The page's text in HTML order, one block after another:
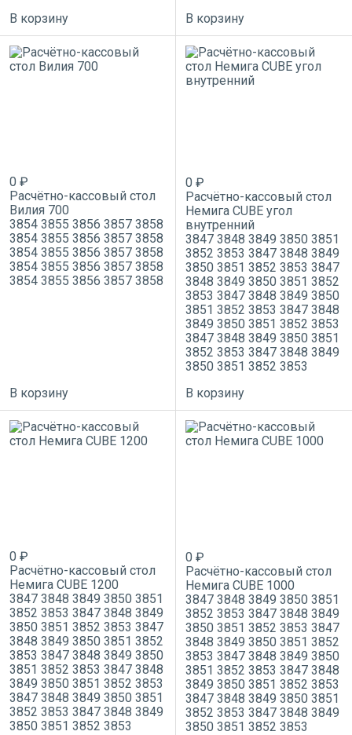
В корзину
В корзину
0 ₽
Расчётно-кассовый стол
Вилия 700
3854 3855 3856 3857 3858
3854 3855 3856 3857 3858
3854 3855 3856 3857 3858
3854 3855 3856 3857 3858
3854 3855 3856 3857 3858
В корзину
0 ₽
Расчётно-кассовый стол
Немига CUBE угол
внутренний
3847 3848 3849 3850 3851
3852 3853 3847 3848 3849
3850 3851 3852 3853 3847
3848 3849 3850 3851 3852
3853 3847 3848 3849 3850
3851 3852 3853 3847 3848
3849 3850 3851 3852 3853
3847 3848 3849 3850 3851
3852 3853 3847 3848 3849
3850 3851 3852 3853
В корзину
0 ₽
Расчётно-кассовый стол
Немига CUBE 1200
3847 3848 3849 3850 3851
3852 3853 3847 3848 3849
3850 3851 3852 3853 3847
3848 3849 3850 3851 3852
3853 3847 3848 3849 3850
3851 3852 3853 3847 3848
3849 3850 3851 3852 3853
3847 3848 3849 3850 3851
3852 3853 3847 3848 3849
3850 3851 3852 3853
0 ₽
Расчётно-кассовый стол
Немига CUBE 1000
3847 3848 3849 3850 3851
3852 3853 3847 3848 3849
3850 3851 3852 3853 3847
3848 3849 3850 3851 3852
3853 3847 3848 3849 3850
3851 3852 3853 3847 3848
3849 3850 3851 3852 3853
3847 3848 3849 3850 3851
3852 3853 3847 3848 3849
3850 3851 3852 3853